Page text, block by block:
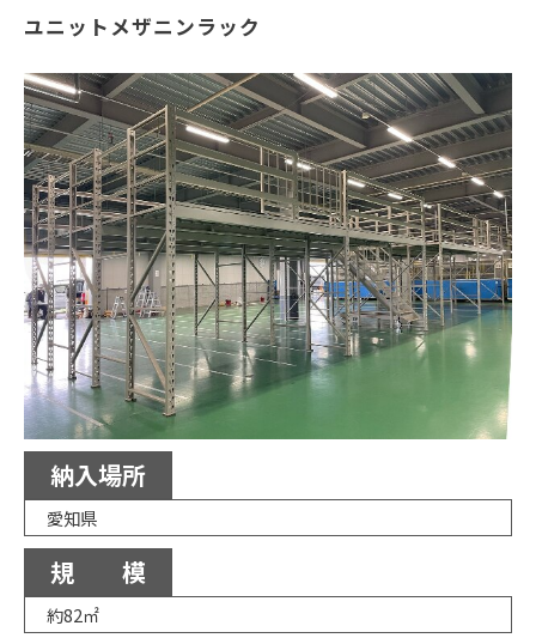
ジャロックコラム
採用情報
オンラインショップ
ユニットメザニンラック
納入場所
愛知県
規 模
約82㎡